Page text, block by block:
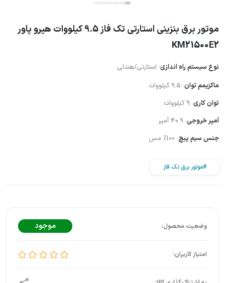
موتور برق بنزینی استارتی تک فاز 9.5 کیلووات هیرو پاور
KM21500E2
نوع سیستم راه اندازی: استارتی/هندلی
ماکزیمم توان: 9.5 کیلووات
توان کاری: 9 کیلووات
آمپر خروجی: 40.9 آمپر
جنس سیم پیچ: 100% مس
#موتور برق تک فاز
موجود